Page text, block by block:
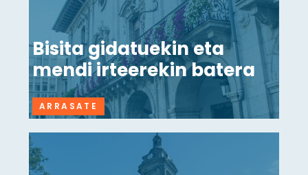
Bisita gidatuekin eta
mendi irteerekin batera
ARRASATE